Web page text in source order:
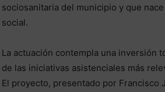
sociosanitaria del municipio y que
social.
La actuación contempla una inversión
de las iniciativas asistenciales más
El proyecto, presentado por Francisco